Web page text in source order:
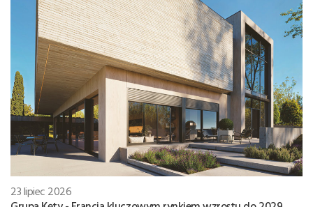
23 lipiec 2026